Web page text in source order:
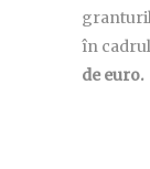
în
de euro.